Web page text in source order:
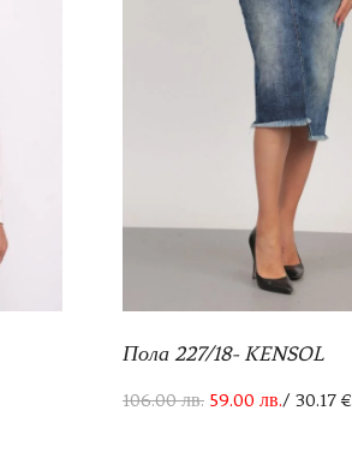
Пола 227/18- KENSOL
106.00лв. 59.00 лв./ 30.17 €